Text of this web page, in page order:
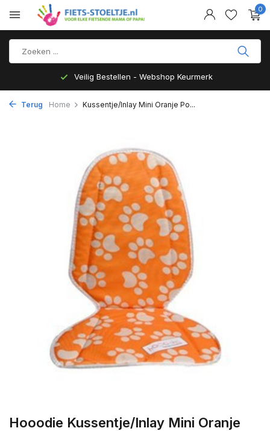
0
Veilig Bestellen - Webshop Keurmerk
Terug Home Kussentje/Inlay Mini Oranje Po...
Hooodie Kussentje/Inlay Mini Oranje